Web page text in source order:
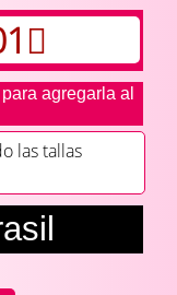
agregarla al
las tallas